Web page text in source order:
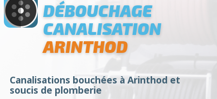
DÉBOUCHAGE
CANALISATION
ARINTHOD
Canalisations bouchées à Arinthod et
soucis de plomberie